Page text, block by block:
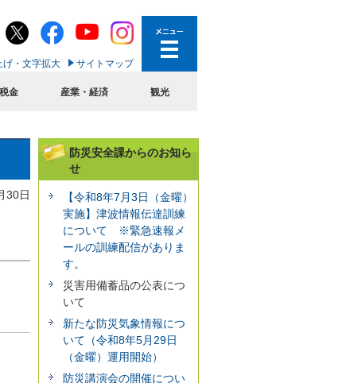
げ・文字拡大 サイトマップ
税金 産業・経済 観光
30日
防災安全課からのお知ら
せ
【令和8年7月3日（金曜）
実施】津波情報伝達訓練
について ※緊急速報メ
ールの訓練配信がありま
す。
災害用備蓄品の公表につ
いて
新たな防災気象情報につ
いて（令和8年5月29日
（金曜）運用開始）
防災講演会の開催につい